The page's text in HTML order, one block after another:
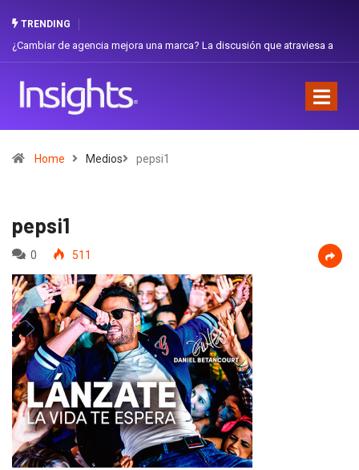
TRENDING
de agencia mejora una marca? La discusión que atraviesa a
Gabriela
Home Medios pepsi1
pepsi1
0 511